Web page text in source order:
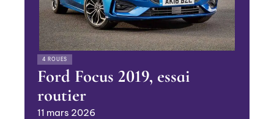
4 ROUES
Ford Focus 2019, essai
routier
11 mars 2026